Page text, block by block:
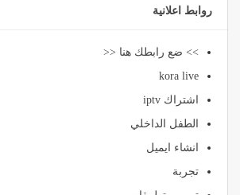
روابط اعلانية
>> ضع رابطك هنا <<
kora live
اشتراك iptv
الطفل الداخلي
انشاء ايميل
تجربة